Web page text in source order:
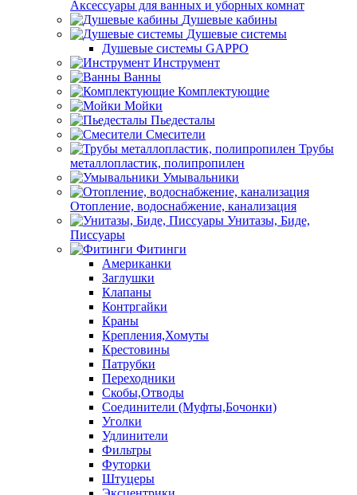
Аксессуары для ванных и уборных комнат
Душевые кабины
Душевые системы
Душевые системы GAPPO
Инструмент
Ванны
Комплектующие
Мойки
Пьедесталы
Смесители
Трубы
металлопластик, полипропилен
Умывальники
Отопление, водоснабжение, канализация
Унитазы, Биде,
Писсуары
Фитинги
Американки
Заглушки
Клапаны
Контргайки
Краны
Крепления,Хомуты
Крестовины
Патрубки
Переходники
Скобы,Отводы
Соединители (Муфты,Бочонки)
Уголки
Удлинители
Фильтры
Футорки
Штуцеры